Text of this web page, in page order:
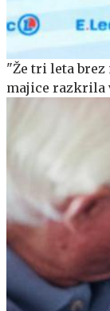
"Že tri leta
majice razkrila